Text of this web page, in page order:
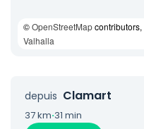
©OpenStreetMapcontributors,
Valhalla
depuis Clamart
37 km·31 min